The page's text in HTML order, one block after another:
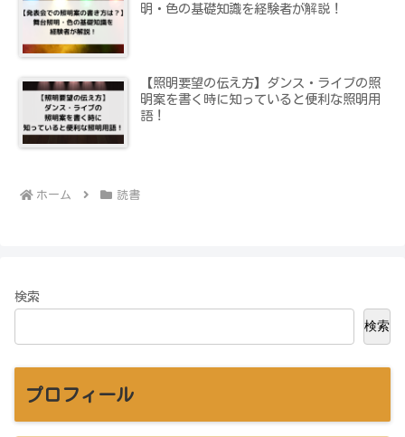
明・色の基礎知識を経験者が解説！
【照明要望の伝え方】ダンス・ライブの照
明案を書く時に知っていると便利な照明用
語！
ホーム 読書
検索
検索
プロフィール